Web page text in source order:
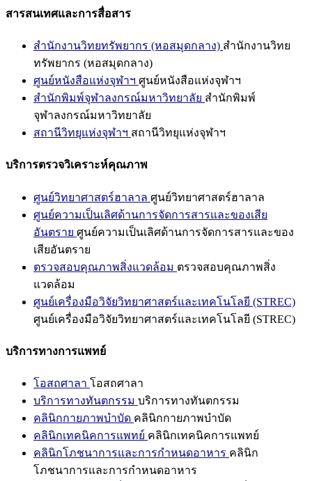
สารสนเทศและการสื่อสาร
สำนักงานวิทยทรัพยากร (หอสมุดกลาง) สำนักงานวิทย
ทรัพยากร (หอสมุดกลาง)
ศูนย์หนังสือแห่งจุฬาฯ ศูนย์หนังสือแห่งจุฬาฯ
สำนักพิมพ์จุฬาลงกรณ์มหาวิทยาลัย สำนักพิมพ์
จุฬาลงกรณ์มหาวิทยาลัย
สถานีวิทยุแห่งจุฬาฯ สถานีวิทยุแห่งจุฬาฯ
บริการตรวจวิเคราะห์คุณภาพ
ศูนย์วิทยาศาสตร์ฮาลาล ศูนย์วิทยาศาสตร์ฮาลาล
ศูนย์ความเป็นเลิศด้านการจัดการสารและของเสีย
อันตราย ศูนย์ความเป็นเลิศด้านการจัดการสารและของ
เสียอันตราย
ตรวจสอบคุณภาพสิ่งแวดล้อม ตรวจสอบคุณภาพสิ่ง
แวดล้อม
ศูนย์เครื่องมือวิจัยวิทยาศาสตร์และเทคโนโลยี (STREC)
ศูนย์เครื่องมือวิจัยวิทยาศาสตร์และเทคโนโลยี (STREC)
บริการทางการแพทย์
โอสถศาลา โอสถศาลา
บริการทางทันตกรรม บริการทางทันตกรรม
คลินิกกายภาพบำบัด คลินิกกายภาพบำบัด
คลินิกเทคนิคการแพทย์ คลินิกเทคนิคการแพทย์
คลินิกโภชนาการและการกำหนดอาหาร คลินิก
โภชนาการและการกำหนดอาหาร